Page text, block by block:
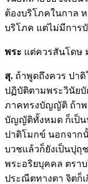
ต้องบริโภคในกาล ห
บริโภค แต่ไม่มีการ
พระ แต่ควรสันโดษ
สุ. ถ้าพูดถึงควร ปา
ปฏิบัติตามพระวินัย
ภาคทรงบัญญัติ ถ้า
บัญญัติทั้งหมด ก็เป็น
ปาติโมกข์ นอกจาก
บวชแล้วก็ยังเป็นปุถุ
พระอริยบุคคล ตรา
ประณีตทางตา จิตก็